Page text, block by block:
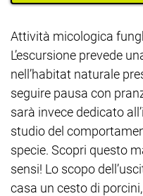
Attività micologica
L’escursione prevede
nell’habitat naturale
seguire pausa con
sarà invece dedicato
studio del
specie. Scopri questo
sensi! Lo scopo
casa un cesto di